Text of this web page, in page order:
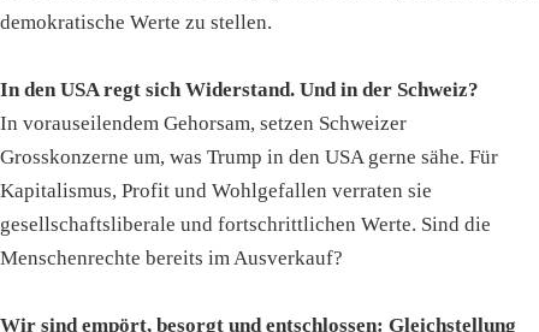
demokratische Werte zu stellen.
In den USA regt sich Widerstand. Und in der Schweiz?
In vorauseilendem Gehorsam, setzen Schweizer
Grosskonzerne um, was Trump in den USA gerne sähe. Für
Kapitalismus, Profit und Wohlgefallen verraten sie
gesellschaftsliberale und fortschrittlichen Werte. Sind die
Menschenrechte bereits im Ausverkauf?
Wir sind empört, besorgt und entschlossen: Gleichstellung